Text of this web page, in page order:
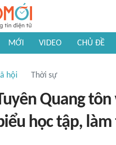
MỚI VIDEO CHỦ ĐỀ
hội Thời sự
Quang
học tập,